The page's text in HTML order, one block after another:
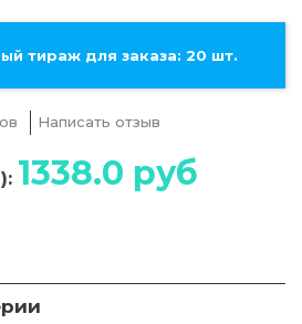
тираж для заказа: 20 шт.
Написать отзыв
1338.0 руб